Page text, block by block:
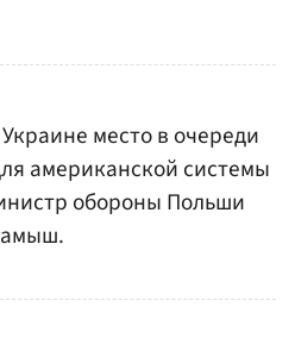
место в очереди
американской системы
обороны Польши